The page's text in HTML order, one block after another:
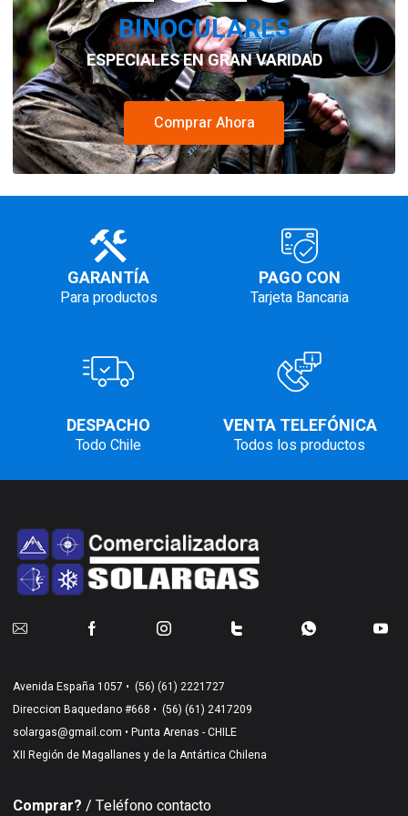
BINOCULARES
ESPECIALES EN GRAN VARIDAD
Comprar Ahora
GARANTÍA
Para productos
PAGO CON
Tarjeta Bancaria
DESPACHO
Todo Chile
VENTA TELEFÓNICA
Todos los productos
Avenida España 1057 • (56) (61) 2221727
Direccion Baquedano #668 • (56) (61) 2417209
solargas@gmail.com • Punta Arenas - CHILE
XII Región de Magallanes y de la Antártica Chilena
Comprar? / Teléfono contacto